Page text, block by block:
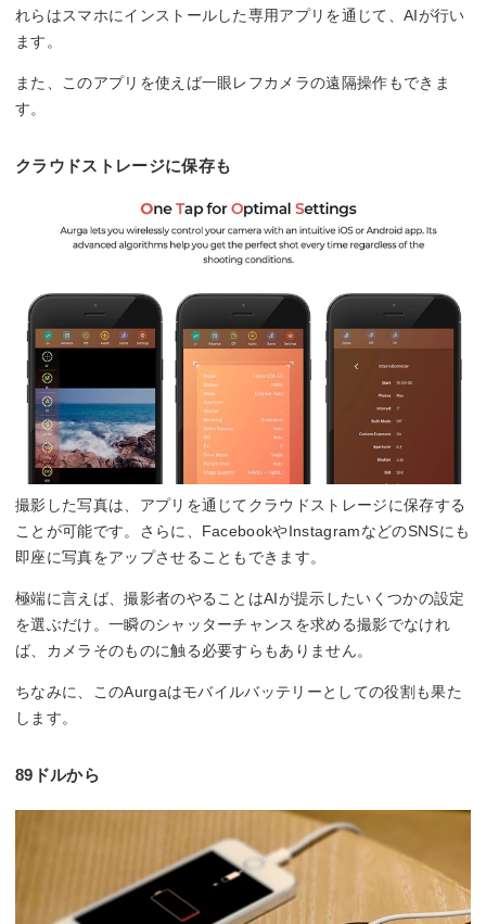
れらはスマホにインストールした専用アプリを通じて、AIが行い
ます。
また、このアプリを使えば一眼レフカメラの遠隔操作もできま
す。
クラウドストレージに保存も
撮影した写真は、アプリを通じてクラウドストレージに保存する
ことが可能です。さらに、FacebookやInstagramなどのSNSにも
即座に写真をアップさせることもできます。
極端に言えば、撮影者のやることはAIが提示したいくつかの設定
を選ぶだけ。一瞬のシャッターチャンスを求める撮影でなけれ
ば、カメラそのものに触る必要すらもありません。
ちなみに、このAurgaはモバイルバッテリーとしての役割も果た
します。
89ドルから